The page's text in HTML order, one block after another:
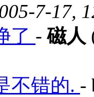
7-17,
了 -磁人
不错的. -